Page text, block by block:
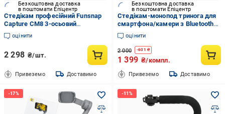
Безкоштовна доставка
в поштомати Епіцентр
Стедікам професійний Funsnap
Capture CM8 3-осьовий
акумулятор 2600 мАг до 10
годин роботи (epic2244)
оцінити
2 298 ₴/шт.
Привеземо Доставимо
Безкоштовна доставка
в поштомати Епіцентр
Стедікам-монопод тринога для
смартфона/камери з Bluetooth
(L08)
оцінити
2 000 -601 ₴
1 399 ₴/компл.
Привеземо Доставимо